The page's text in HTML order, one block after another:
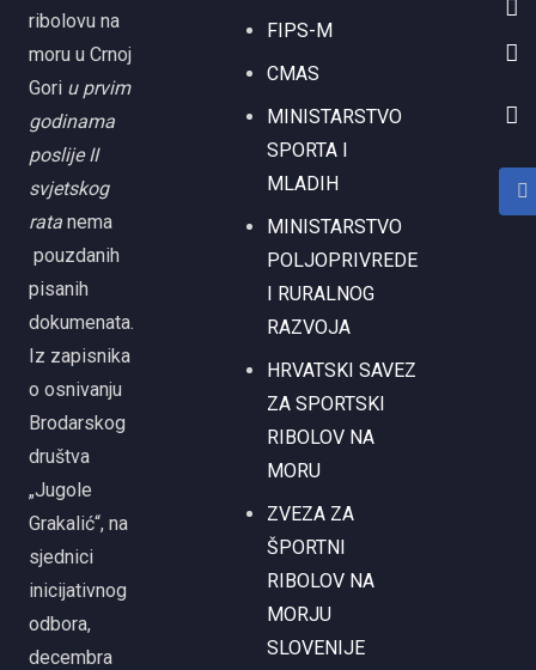
ribolovu na
moru u Crnoj
Gori u prvim
godinama
poslije II
svjetskog
rata nema
pouzdanih
pisanih
dokumenata.
Iz zapisnika
o osnivanju
Brodarskog
društva
„Jugole
Grakalić“, na
sjednici
inicijativnog
odbora,
decembra
FIPS-M
CMAS
MINISTARSTVO
SPORTA I
MLADIH
MINISTARSTVO
POLJOPRIVREDE
I RURALNOG
RAZVOJA
HRVATSKI SAVEZ
ZA SPORTSKI
RIBOLOV NA
MORU
ZVEZA ZA
ŠPORTNI
RIBOLOV NA
MORJU
SLOVENIJE